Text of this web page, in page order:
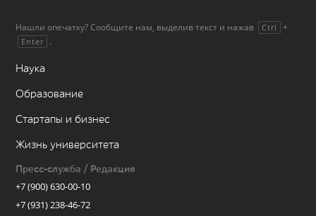
Нашли опечатку? Сообщите нам, выделив текст и нажав Ctrl +
Enter .
Наука
Образование
Стартапы и бизнес
Жизнь университета
Пресс-служба / Редакция
+7 (900) 630-00-10
+7 (931) 238-46-72